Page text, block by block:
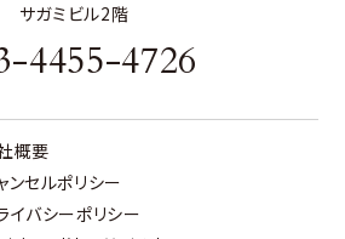
サガミビル2階
4455-4726
概要
ンセルポリシー
イバシーポリシー